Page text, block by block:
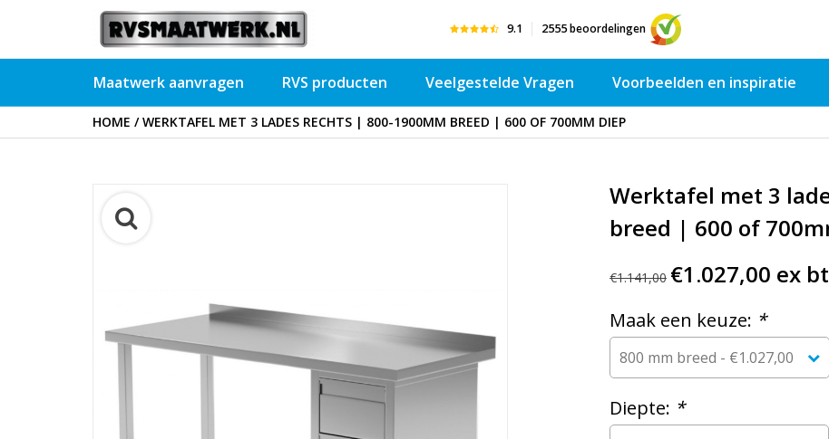
9.1 2555beoordelingen
Maatwerk aanvragen RVS producten Veelgestelde Vragen Voorbeelden en inspiratie
HOME /WERKTAFEL MET 3 LADES RECHTS | 800-1900MM BREED | 600 OF 700MM DIEP
Werktafel met 3
breed | 600 of
€1.141,00 €1.027,00 ex
Maak een keuze: *
Diepte: *